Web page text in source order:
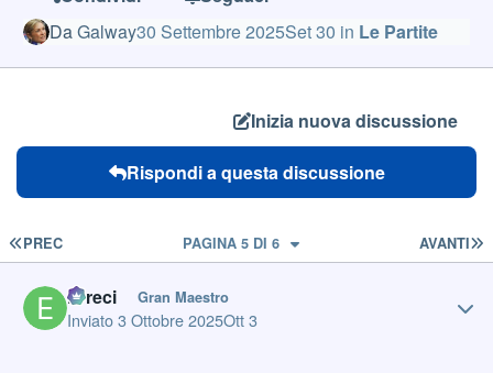
DaGalway30 Settembre 2025Set 30 in Le Partite
Inizia nuova discussione
Rispondi a questa discussione
PRIMA PAGINA
PREC AVANTI
PAGINA 5 DI 6
Erreci Gran Maestro
Inviato3 Ottobre 2025Ott 3